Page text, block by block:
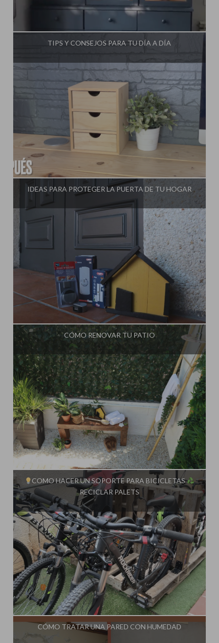
Influencer:Steffido
TIPS Y CONSEJOS PARA TU DÍA A DÍA
Influencer:
IDEAS PARA PROTEGER LA PUERTA DE TU HOGAR
Influencer:Steffido
CÓMO RENOVAR TU PATIO
Influencer:Steffido
COMO HACER UN SOPORTE PARA BICICLETAS
RECICLAR PALETS
Influencer:Steffido
CÓMO TRATAR UNA PARED CON HUMEDAD